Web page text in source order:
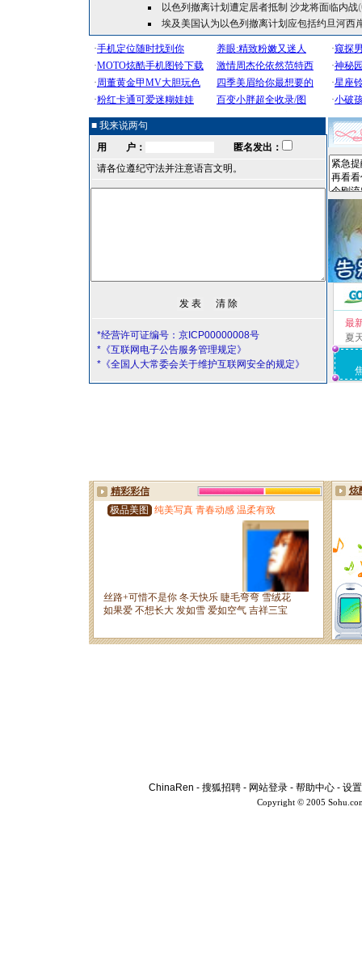
以色列撤离计划遭定居者抵制 沙龙将面临内战
埃及美国认为以色列撤离计划应包括约旦河西
■ 我来说两句
用 户：
匿名发出：
请各位遵纪守法并注意语言文明。
*经营许可证编号：京ICP00000008号
*《互联网电子公告服务管理规定》
*《全国人大常委会关于维护互联网安全的规定》
最
夏
ChinaRen - 搜狐招聘 - 网站登录 - 帮助中心 - 设
Copyright © 2005